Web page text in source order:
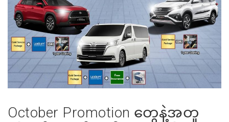
October Promotion တွေနဲ့အတူ